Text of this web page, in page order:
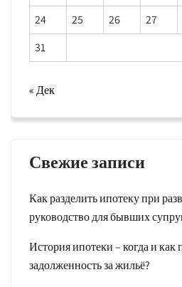
24
25 26 27
31
« Дек
Свежие записи
Как разделить ипотеку при
руководство для бывших
История ипотеки – когда и как
задолженность за жильё?